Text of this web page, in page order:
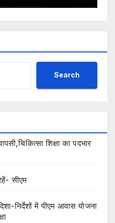
Search
शिक्षा का पदभार
सीएम
निर्देशों में पीएम आवास योजना